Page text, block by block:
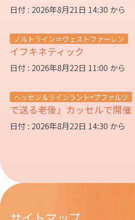
日付 : 2026年8月21日 14:30 から
ノルトライン＝ヴェストファーレン
イフキネティック
日付 : 2026年8月22日 11:00 から
ヘッセン＆ラインラント=プファルツ
で送る老後」カッセルで開催
日付 : 2026年8月22日 14:30 から